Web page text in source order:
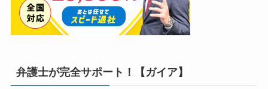
弁護士が完全サポート！【ガイア】